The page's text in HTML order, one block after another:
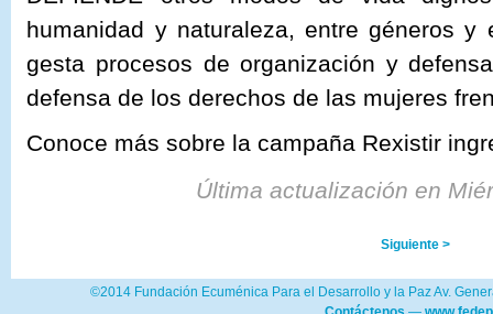
humanidad y naturaleza, entre géneros
gesta procesos de organización y
defensa de los derechos de las mujeres
Conoce más sobre la campaña Rexistir
Última actualización en
Siguiente >
©2014 Fundación Ecuménica Para el Desarrollo y la Paz Av.